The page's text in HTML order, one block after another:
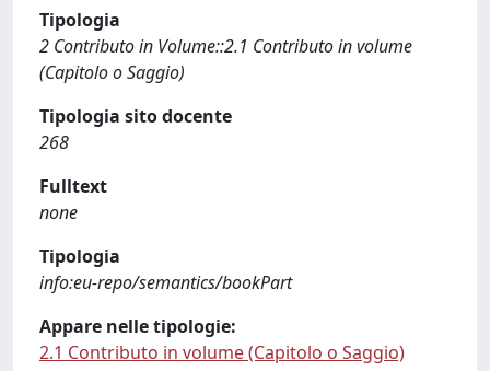
Tipologia
2 Contributo in Volume::2.1 Contributo in volume
(Capitolo o Saggio)
Tipologia sito docente
268
Fulltext
none
Tipologia
info:eu-repo/semantics/bookPart
Appare nelle tipologie:
2.1 Contributo in volume (Capitolo o Saggio)